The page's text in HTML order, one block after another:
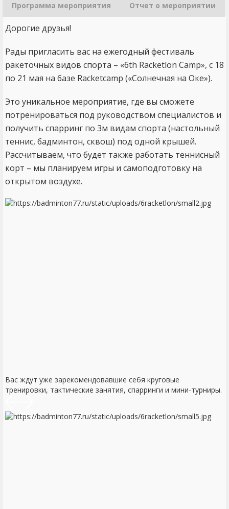
Программа мероприятия Отчет о мероприятии
Дорогие друзья!
Рады пригласить вас на ежегодный фестиваль
ракеточных видов спорта – «6th Racketlon Camp», с 18
по 21 мая на базе Racketcamp («Солнечная на Оке»).
Это уникальное мероприятие, где вы сможете
потренироваться под руководством специалистов и
получить спарринг по 3м видам спорта (настольный
теннис, бадминтон, сквош) под одной крышей.
Рассчитываем, что будет также работать теннисный
корт – мы планируем игры и самоподготовку на
открытом воздухе.
Вас ждут уже зарекомендовавшие себя круговые
тренировки, тактические занятия, спарринги и мини-турниры.